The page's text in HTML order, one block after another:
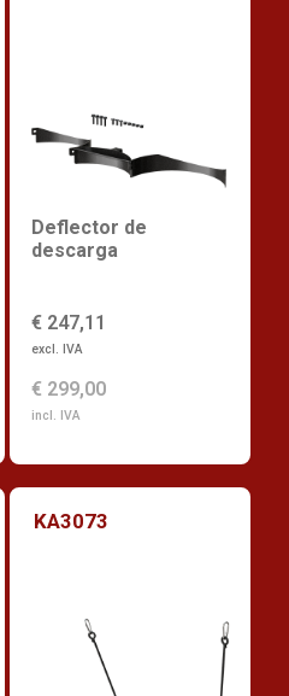
Deflector de
descarga
€ 247,11
excl. IVA
€ 299,00
incl. IVA
KA3073